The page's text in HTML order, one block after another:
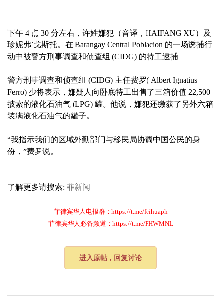
下午 4 点 30 分左右，许姓嫌犯（音译，HAIFANG XU）及
珍妮弗˙戈斯托。在 Barangay Central Poblacion 的一场诱捕行
动中被警方刑事调查和侦查组 (CIDG) 的特工逮捕
警方刑事调查和侦查组 (CIDG) 主任费罗( Albert Ignatius
Ferro) 少将表示，嫌疑人向卧底特工出售了三箱价值 22,500
披索的液化石油气 (LPG) 罐。他说，嫌犯还缴获了另外六箱
装满液化石油气的罐子。
“我指示我们的区域外勤部门与移民局协调中国公民的身
份，”费罗说。
了解更多请搜索: 菲新闻
菲律宾华人电报群：https://t.me/feihuaph
菲律宾华人必备频道：https://t.me/FHWMNL
进入原帖，回复讨论